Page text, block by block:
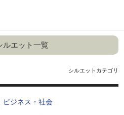
ルエット一覧
シルエットカテゴリ
ビジネス・社会